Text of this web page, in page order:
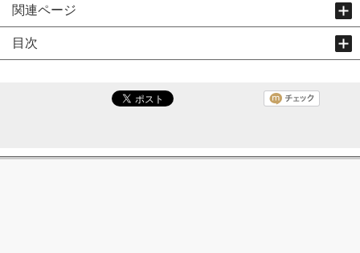
関連ページ
目次